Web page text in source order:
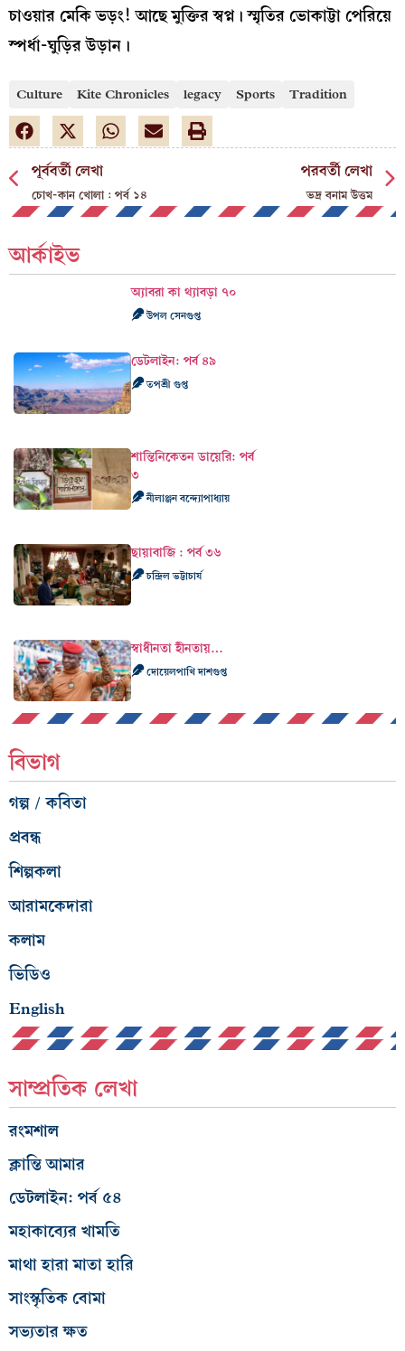
চাওয়ার মেকি ভড়ং! আছে মুক্তির স্বপ্ন। স্মৃতির ভোকাট্টা পেরিয়ে
স্পর্ধা-ঘুড়ির উড়ান।
Culture Kite Chronicles legacy Sports Tradition
পূর্ববর্তী লেখা
চোখ-কান খোলা : পর্ব ১৪
পরবর্তী লেখা
ভদ্র বনাম উত্তম
আর্কাইভ
অ্যাবরা কা থ্যাবড়া ৭০
উপল সেনগুপ্ত
ডেটলাইন: পর্ব ৪৯
তপশ্রী গুপ্ত
শান্তিনিকেতন ডায়েরি: পর্ব
৩
নীলাঞ্জন বন্দ্যোপাধ্যায়
ছায়াবাজি : পর্ব ৩৬
চন্দ্রিল ভট্টাচার্য
স্বাধীনতা হীনতায়…
দোয়েলপাখি দাশগুপ্ত
বিভাগ
গল্প / কবিতা
প্রবন্ধ
শিল্পকলা
আরামকেদারা
কলাম
ভিডিও
English
সাম্প্রতিক লেখা
রংমশাল
ক্লান্তি আমার
ডেটলাইন: পর্ব ৫৪
মহাকাব্যের খামতি
মাথা হারা মাতা হারি
সাংস্কৃতিক বোমা
সভ্যতার ক্ষত